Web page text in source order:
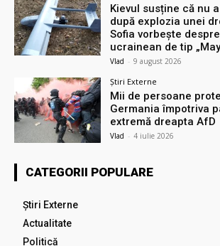
Kievul susține că nu
după explozia unei
Sofia vorbește
ucrainean de tip
Vlad - 9 august 2026
Știri Externe
Mii de persoane
Germania împotriva
extremă dreapta AfD
Vlad - 4 iulie 2026
CATEGORII POPULARE
Știri Externe
Actualitate
Politică